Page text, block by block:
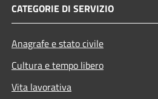
CATEGORIE DI SERVIZIO
Anagrafe e stato civile
Cultura e tempo libero
Vita lavorativa